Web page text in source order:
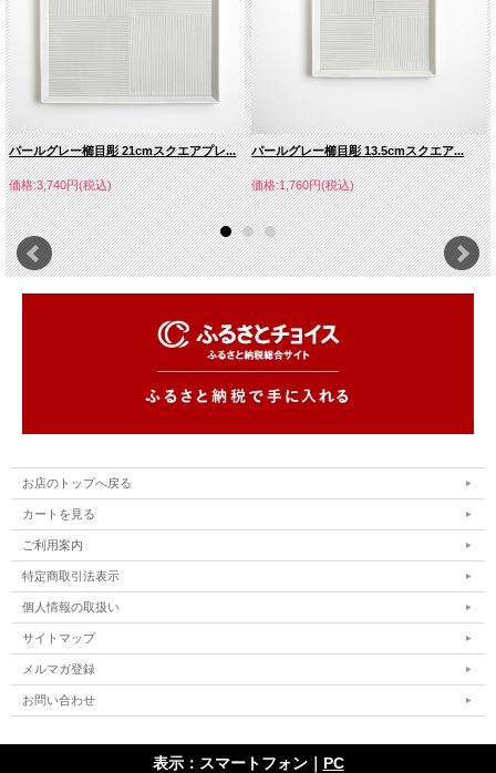
パールグレー櫛目彫 21cmスクエアプレ...
価格:3,740円(税込)
パールグレー櫛目彫 13.5cmスクエア...
価格:1,760円(税込)
お店のトップへ戻る
カートを見る
ご利用案内
特定商取引法表示
個人情報の取扱い
サイトマップ
メルマガ登録
お問い合わせ
表示：スマートフォン｜ PC